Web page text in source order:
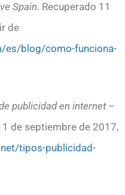
Spain. Recuperado 11
de
es/blog/como-funciona-
publicidad en internet –
de septiembre de 2017,
tipos-publicidad-